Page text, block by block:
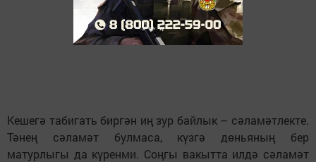
Кешегә табигать биргән иң зур байлык – сәламәтлекте.
Тәнең сәламәт булмаса, күзгә дөньяның бер
матурлыгы да күренми. Соңгы вакытта илдә сәламәт